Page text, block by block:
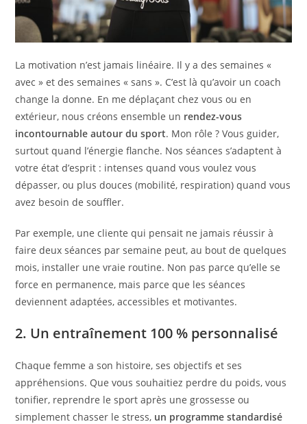
La motivation n’est jamais linéaire. Il y a des semaines «
avec » et des semaines « sans ». C’est là qu’avoir un coach
change la donne. En me déplaçant chez vous ou en
extérieur, nous créons ensemble un rendez-vous
incontournable autour du sport. Mon rôle ? Vous guider,
surtout quand l’énergie flanche. Nos séances s’adaptent à
votre état d’esprit : intenses quand vous voulez vous
dépasser, ou plus douces (mobilité, respiration) quand vous
avez besoin de souffler.
Par exemple, une cliente qui pensait ne jamais réussir à
faire deux séances par semaine peut, au bout de quelques
mois, installer une vraie routine. Non pas parce qu’elle se
force en permanence, mais parce que les séances
deviennent adaptées, accessibles et motivantes.
2. Un entraînement 100 % personnalisé
Chaque femme a son histoire, ses objectifs et ses
appréhensions. Que vous souhaitiez perdre du poids, vous
tonifier, reprendre le sport après une grossesse ou
simplement chasser le stress, un programme standardisé